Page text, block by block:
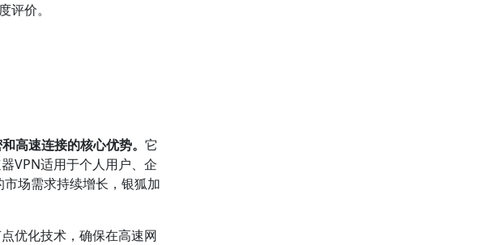
价。
高速连接的核心优势。 它
VPN适用于个人用户、企
场需求持续增长，银狐加
优化技术，确保在高速网